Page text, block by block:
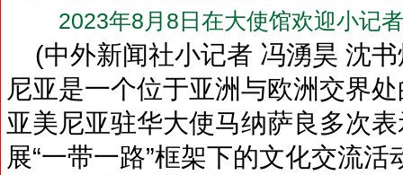
2023年8月8日在大使馆欢迎小记
(中外新闻社小记者 冯湧昊 沈
尼亚是一个位于亚洲与欧洲交界
亚美尼亚驻华大使马纳萨良多次
展“一带一路”框架下的文化交流